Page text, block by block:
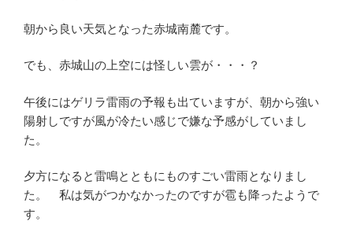
朝から良い天気となった赤城南麓です。
でも、赤城山の上空には怪しい雲が・・・？
午後にはゲリラ雷雨の予報も出ていますが、朝から強い
陽射しですが風が冷たい感じで嫌な予感がしていまし
た。
夕方になると雷鳴とともにものすごい雷雨となりまし
た。 私は気がつかなかったのですが雹も降ったようで
す。